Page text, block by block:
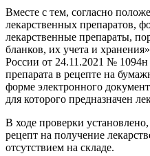
Вместе с тем, согласно
лекарственных препаратов,
лекарственные препараты,
бланков, их учета и
России от 24.11.2021 № 1094н
препарата в рецепте на
форме электронного
для которого предназначен
В ходе проверки
рецепт на получение
отсутствием на складе.